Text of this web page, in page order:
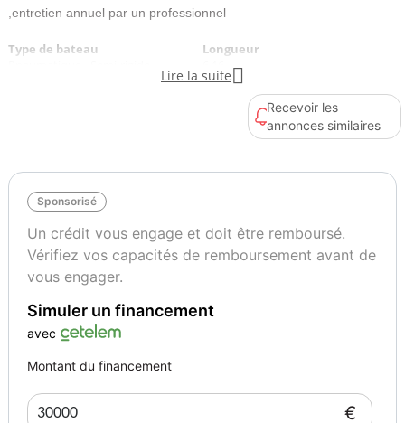
,entretien annuel par un professionnel
Type de bateau
Longueur
Puissance totale moteur(s)
Lire la suite 
Recevoir les
annonces similaires
Sponsorisé
Un crédit vous engage et doit être remboursé.
Vérifiez vos capacités de remboursement avant de
vous engager.
Simuler un financement
avec
Montant du financement
€